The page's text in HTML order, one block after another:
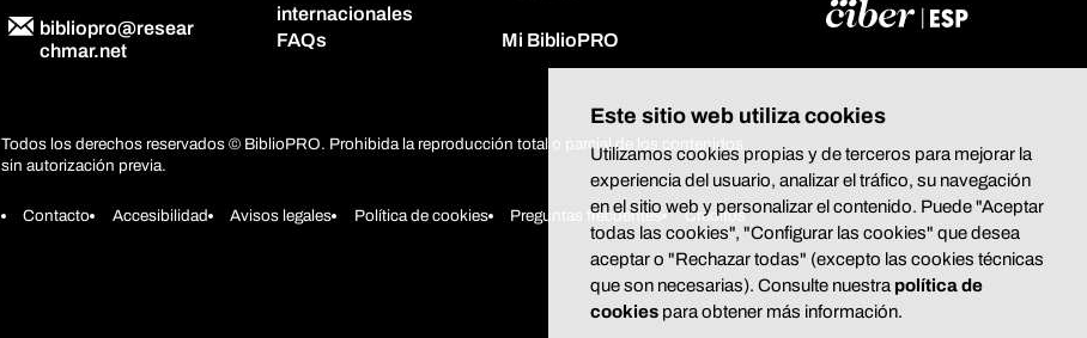
bibliopro@resear
chmar.net
internacionales
FAQs Mi BiblioPRO
Todos los derechos reservados © BiblioPRO. Prohibida la reproducción total o parcial de los contenidos
sin autorización previa.
Contacto Accesibilidad Avisos legales Política de cookies Preguntas frecuentes Créditos
Este sitio web utiliza cookies
Utilizamos cookies propias y de terceros para mejorar la
experiencia del usuario, analizar el tráfico, su navegación
en el sitio web y personalizar el contenido. Puede "Aceptar
todas las cookies", "Configurar las cookies" que desea
aceptar o "Rechazar todas" (excepto las cookies técnicas
que son necesarias). Consulte nuestra política de
cookies para obtener más información.